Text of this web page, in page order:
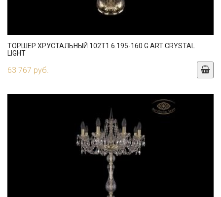
ТОРШЕР ХРУСТАЛЬНЫЙ 102T1.6.195-160.G ART CRYSTAL
LIGHT
63 767 руб.